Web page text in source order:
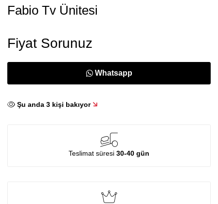
Fabio Tv Ünitesi
Fiyat Sorunuz
Whatsapp
Şu anda 3 kişi bakıyor
Teslimat süresi 30-40 gün